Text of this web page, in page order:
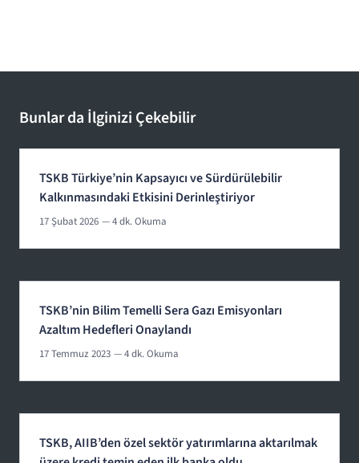
Bunlar da İlginizi Çekebilir
TSKB Türkiye’nin Kapsayıcı ve Sürdürülebilir
Kalkınmasındaki Etkisini Derinleştiriyor
17 Şubat 2026 — 4 dk. Okuma
TSKB’nin Bilim Temelli Sera Gazı Emisyonları
Azaltım Hedefleri Onaylandı
17 Temmuz 2023 — 4 dk. Okuma
TSKB, AIIB’den özel sektör yatırımlarına aktarılmak